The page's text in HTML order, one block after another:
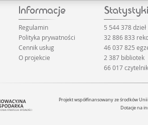
Regulamin
Polityka prywatności
Cennik usług
O projekcie
5 544 378 dzieł
32 886 833
46 037 825
2 387 bibliotek
66 017
Projekt współfinansowany ze środków
Dotacje na